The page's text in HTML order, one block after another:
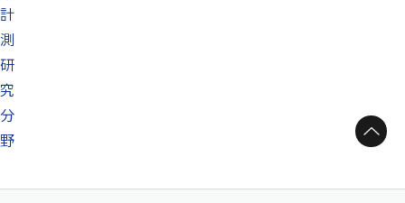
計
測
研
究
分
野
ページトップへ